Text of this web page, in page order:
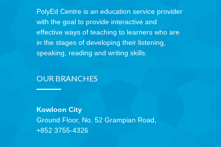
PolyEd Centre is an education service provider
with the goal to provide interactive and
effective ways of teaching to learners who are
in the stages of developing their listening,
speaking, reading and writing skills.
OUR BRANCHES
Kowloon City
Ground Floor, No. 52 Grampian Road,
+852 3755-4326